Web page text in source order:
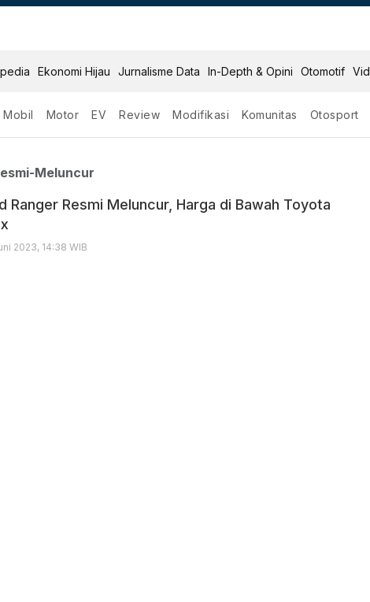
Ekonomi Hijau Jurnalisme Data In-Depth & Opini Otomotif
Mobil Motor EV Review Modifikasi Komunitas Otosport
Resmi Meluncur
Meluncur
Ranger Resmi Meluncur, Harga di Bawah Toyota
2023, 14:38 WIB